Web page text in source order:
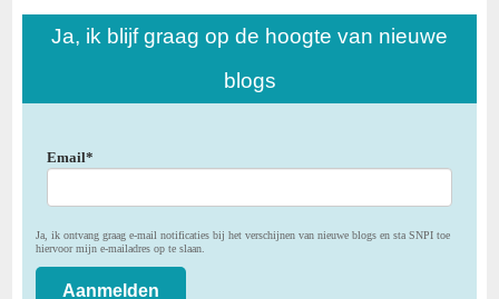
Ja, ik blijf graag op de hoogte van nieuwe
blogs
Email*
Ja, ik ontvang graag e-mail notificaties bij het verschijnen van nieuwe blogs en sta SNPI toe
hiervoor mijn e-mailadres op te slaan.